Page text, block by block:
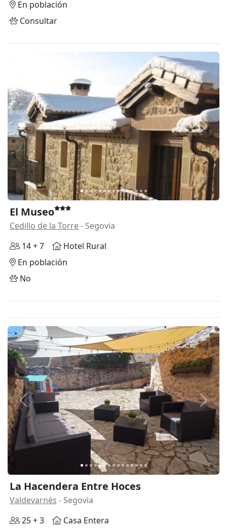
En población
Consultar
Anterior
El Museo
Cedillo de la Torre- Segovia
14 + 7
Hotel Rural
En población
No
Anterior
La Hacendera Entre Hoces
Valdevarnés - Segovia
25 + 3
Casa Entera